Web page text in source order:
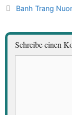
Banh Trang
Schreibe einen